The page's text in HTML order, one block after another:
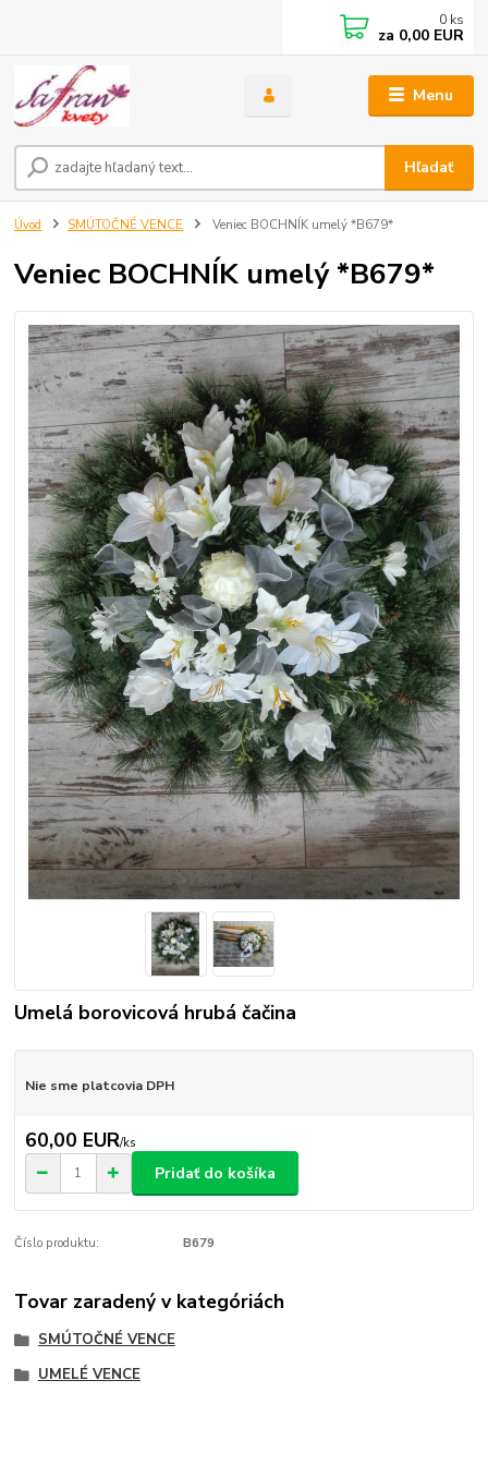
Menu
Hľadať
0 ks
za 0,00 EUR
Úvod SMÚTOČNÉ VENCE Veniec BOCHNÍK umelý *B679*
Veniec BOCHNÍK umelý *B679*
Umelá borovicová hrubá čačina
Nie sme platcovia DPH
60,00 EUR/ks
Pridať do košíka
Číslo produktu: B679
Tovar zaradený v kategóriách
SMÚTOČNÉ VENCE
UMELÉ VENCE